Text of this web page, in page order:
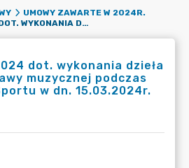
UMOWY ZAWARTE W 2024R.
UMOWA NR 162/2024 DOT. WYKONANIA DZIEŁA – AUTORSKIEJ OPRAWY MUZYCZNEJ PODCZAS PUŁTUSKIEJ GALI SPORTU W DN. 15.03.2024R.
dot. wykonania dzieła
muzycznej podczas
w dn. 15.03.2024r.